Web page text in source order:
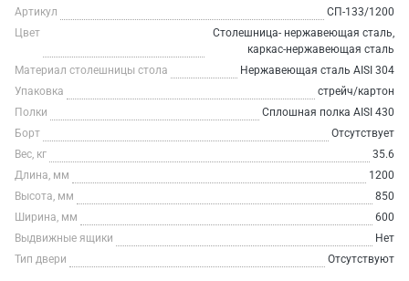
Артикул
СП-133/1200
Цвет
Столешница- нержавеющая сталь,
каркас-нержавеющая сталь
Материал столешницы стола
Нержавеющая сталь AISI 304
Упаковка
стрейч/картон
Полки
Сплошная полка AISI 430
Борт
Отсутствует
Вес, кг
35.6
Длина, мм
1200
Высота, мм
850
Ширина, мм
600
Выдвижные ящики
Нет
Тип двери
Отсутствуют